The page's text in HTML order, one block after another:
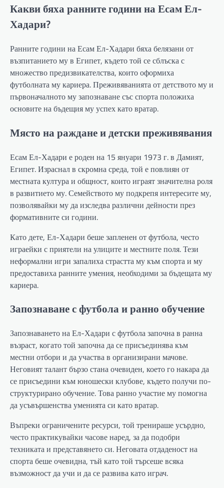
Какви бяха ранните години на Есам Ел-
Хадари?
Ранните години на Есам Ел-Хадари бяха белязани от
възпитанието му в Египет, където той се сблъска с
множество предизвикателства, които оформиха
футболната му кариера. Преживяванията от детството му и
първоначалното му запознаване със спорта положиха
основите на бъдещия му успех като вратар.
Място на раждане и детски преживявания
Есам Ел-Хадари е роден на 15 януари 1973 г. в Дамият,
Египет. Израснал в скромна среда, той е повлиян от
местната култура и общност, които играят значителна роля
в развитието му. Семейството му подкрепя интересите му,
позволявайки му да изследва различни дейности през
формативните си години.
Като дете, Ел-Хадари беше запленен от футбола, често
играейки с приятели на улиците и местните поля. Тези
неформални игри запалиха страстта му към спорта и му
предоставиха ранните умения, необходими за бъдещата му
кариера.
Запознаване с футбола и ранно обучение
Запознаването на Ел-Хадари с футбола започна в ранна
възраст, когато той започна да се присъединява към
местни отбори и да участва в организирани мачове.
Неговият талант бързо стана очевиден, което го накара да
се присъедини към юношески клубове, където получи по-
структурирано обучение. Това ранно участие му помогна
да усъвършенства уменията си като вратар.
Въпреки ограничените ресурси, той тренираше усърдно,
често практикувайки часове наред, за да подобри
техниката и представянето си. Неговата отдаденост на
спорта беше очевидна, тъй като той търсеше всяка
възможност да учи и да се развива като играч.